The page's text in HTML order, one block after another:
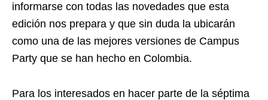
informarse con todas las novedades que esta
edición nos prepara y que sin duda la ubicarán
como una de las mejores versiones de Campus
Party que se han hecho en Colombia.
Para los interesados en hacer parte de la séptima